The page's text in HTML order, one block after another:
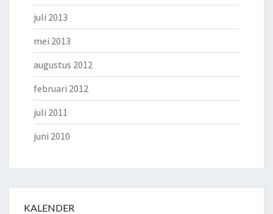
juli 2013
mei 2013
augustus 2012
februari 2012
juli 2011
juni 2010
KALENDER